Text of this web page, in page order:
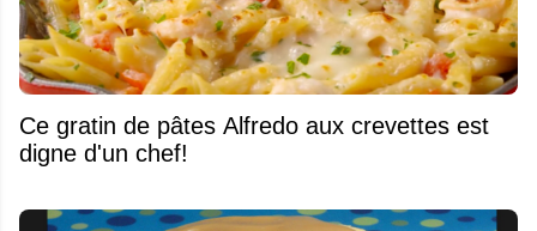
Ce gratin de pâtes Alfredo aux crevettes est
digne d'un chef!